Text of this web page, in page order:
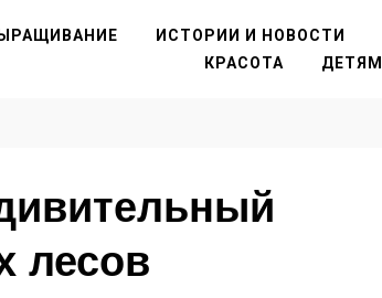
ИСТОРИИ И НОВОСТИ
КРАСОТА
ДЕТЯМ
лесов